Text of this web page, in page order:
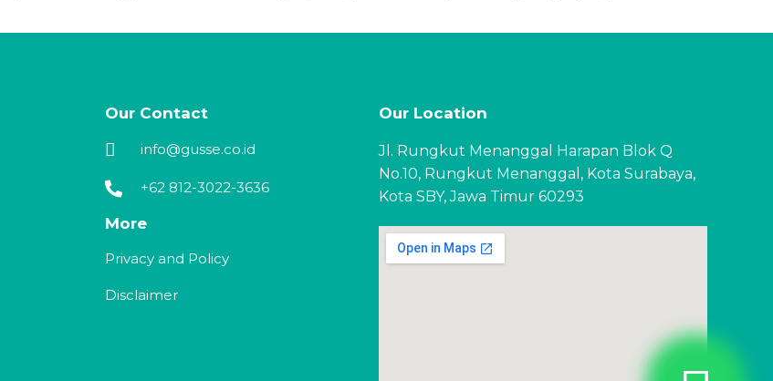
Our Contact
info@gusse.co.id
+62 812-3022-3636
More
Privacy and Policy
Disclaimer
Our Location
Jl. Rungkut Menanggal Harapan Blok Q
No.10, Rungkut Menanggal, Kota Surabaya,
Kota SBY, Jawa Timur 60293